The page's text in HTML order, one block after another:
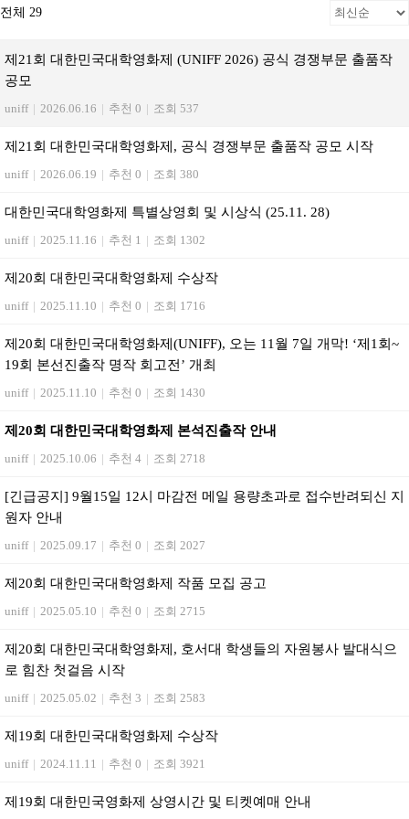
전체 29
제21회 대한민국대학영화제 (UNIFF 2026) 공식 경쟁부문 출품작
공모
uniff | 2026.06.16 | 추천 0 | 조회 537
제21회 대한민국대학영화제, 공식 경쟁부문 출품작 공모 시작
uniff | 2026.06.19 | 추천 0 | 조회 380
대한민국대학영화제 특별상영회 및 시상식 (25.11. 28)
uniff | 2025.11.16 | 추천 1 | 조회 1302
제20회 대한민국대학영화제 수상작
uniff | 2025.11.10 | 추천 0 | 조회 1716
제20회 대한민국대학영화제(UNIFF), 오는 11월 7일 개막! ‘제1회~
19회 본선진출작 명작 회고전’ 개최
uniff | 2025.11.10 | 추천 0 | 조회 1430
제20회 대한민국대학영화제 본석진출작 안내
uniff | 2025.10.06 | 추천 4 | 조회 2718
[긴급공지] 9월15일 12시 마감전 메일 용량초과로 접수반려되신 지
원자 안내
uniff | 2025.09.17 | 추천 0 | 조회 2027
제20회 대한민국대학영화제 작품 모집 공고
uniff | 2025.05.10 | 추천 0 | 조회 2715
제20회 대한민국대학영화제, 호서대 학생들의 자원봉사 발대식으
로 힘찬 첫걸음 시작
uniff | 2025.05.02 | 추천 3 | 조회 2583
제19회 대한민국대학영화제 수상작
uniff | 2024.11.11 | 추천 0 | 조회 3921
제19회 대한민국영화제 상영시간 및 티켓예매 안내